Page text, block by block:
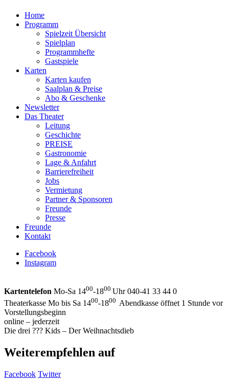
Home
Programm
Spielzeit Übersicht
Spielplan
Programmhefte
Gastspiele
Karten
Karten kaufen
Saalplan & Preise
Abo & Geschenke
Newsletter
Das Theater
Leitung
Geschichte
PREISE
Gastronomie
Lage & Anfahrt
Barrierefreiheit
Jobs
Vermietung
Partner & Sponsoren
Freunde
Presse
Freunde
Kontakt
Facebook
Instagram
Kartentelefon Mo-Sa 1400-1800 Uhr 040-41 33 44 0
Theaterkasse Mo bis Sa 1400-1800 Abendkasse öffnet 1 Stunde vor
Vorstellungsbeginn
online – jederzeit
Die drei ??? Kids – Der Weihnachtsdieb
Weiterempfehlen auf
Facebook Twitter